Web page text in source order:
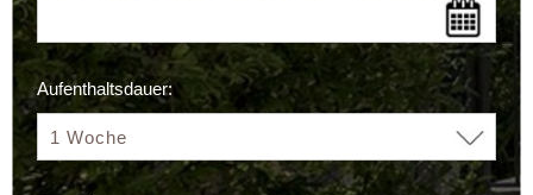
Aufenthaltsdauer: